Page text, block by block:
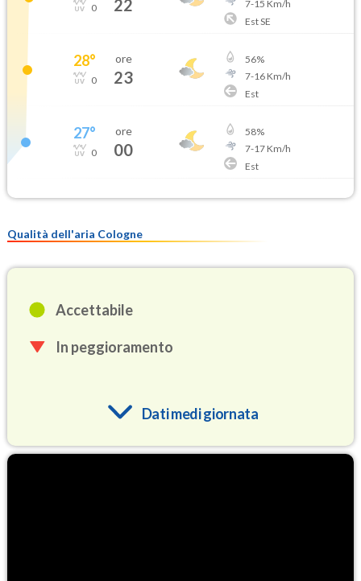
0 22
7-15 Km/h
Est SE
28°
0
ore
23
56%
7-16Km/h
Est
27°
0
ore
00
58%
7-17Km/h
Est
Qualità dell'aria Cologne
Accettabile
In peggioramento
Dati medi giornata